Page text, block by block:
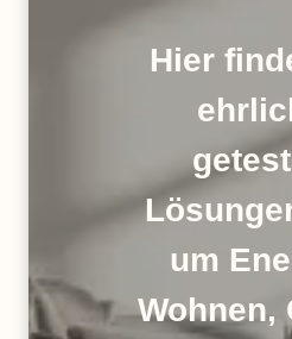
Hier
um
Wohnen,